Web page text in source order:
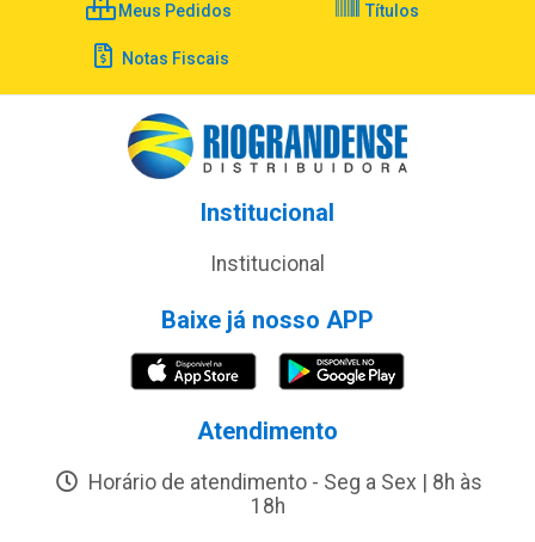
Meus Pedidos Títulos
Notas Fiscais
Institucional
Institucional
Baixe já nosso APP
Atendimento
Horário de atendimento - Seg a Sex | 8h às
18h